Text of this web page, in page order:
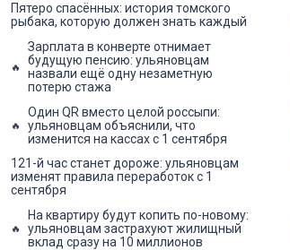
Пятеро спасённых: история томского
рыбака, которую должен знать каждый
Зарплата в конверте отнимает
будущую пенсию: ульяновцам
назвали ещё одну незаметную
потерю стажа
Один QR вместо целой россыпи:
ульяновцам объяснили, что
изменится на кассах с 1 сентября
121-й час станет дороже: ульяновцам
изменят правила переработок с 1
сентября
На квартиру будут копить по-новому:
ульяновцам застрахуют жилищный
вклад сразу на 10 миллионов